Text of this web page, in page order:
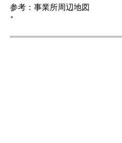
参考：事業所周辺地図
"